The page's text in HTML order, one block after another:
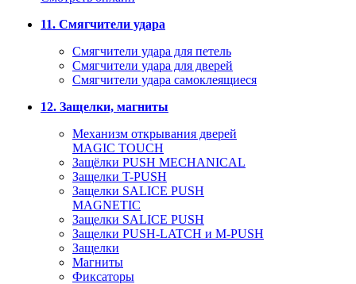
11. Смягчители удара
Смягчители удара для петель
Смягчители удара для дверей
Cмягчители удара самоклеящиеся
12. Защелки, магниты
Механизм открывания дверей
MAGIC TOUCH
Защёлки PUSH MECHANICAL
Защелки T-PUSH
Защелки SALICE PUSH
MAGNETIC
Защелки SALICE PUSH
Защелки PUSH-LATCH и M-PUSH
Защелки
Магниты
Фиксаторы